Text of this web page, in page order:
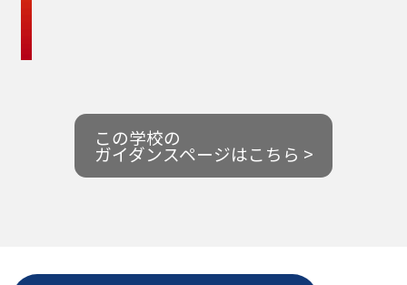
この学校の
ガイダンスページはこちら >